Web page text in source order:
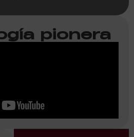
pionera